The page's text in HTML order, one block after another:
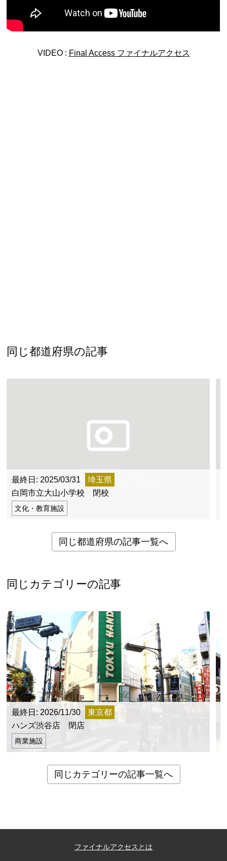
VIDEO : Final Access ファイナルアクセス
同じ都道府県の記事
最終日: 2025/03/31
埼玉県
白岡市立大山小学校 閉校
文化・教育施設
同じ都道府県の記事一覧へ
同じカテゴリーの記事
最終日: 2026/11/30
東京都
ハンズ渋谷店 閉店
商業施設
同じカテゴリーの記事一覧へ
ファイナルアクセスとは